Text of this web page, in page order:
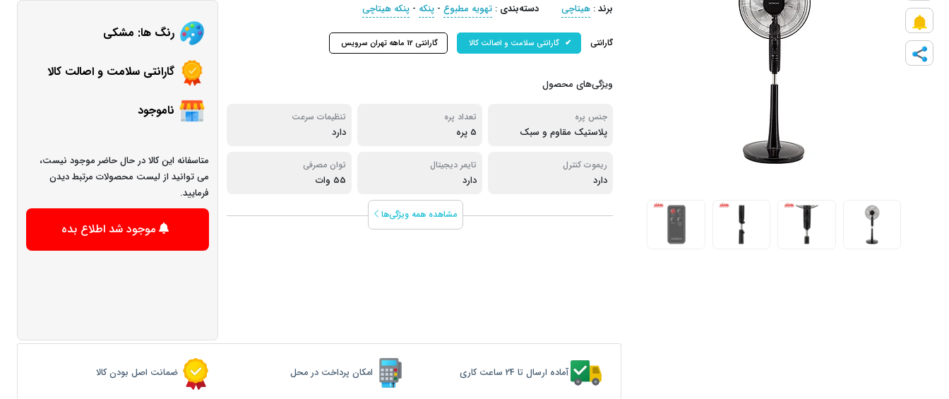
برند: هیتاچی دسته‌بندی : تهویه مطبوع - پنکه - پنکه هیتاچی
گارانتی گارانتی سلامت و اصالت کالا گارانتی 12 ماهه تهران سرویس
ویژگی‌های محصول
جنس پره
پلاستیک مقاوم و سبک
تعداد پره
5 پره
تنظیمات سرعت
دارد
ریموت کنترل
دارد
تایمر دیجیتال
دارد
توان مصرفی
55 وات
مشاهده همه ویژگی‌ها
رنگ ها: مشکی
گارانتی سلامت و اصالت کالا
ناموجود
متاسفانه این کالا در حال حاضر موجود نیست،
می توانید از لیست محصولات مرتبط دیدن
فرمایید.
موجود شد اطلاع بده
آماده ارسال تا 24 ساعت کاری امکان پرداخت در محل ضمانت اصل بودن کالا